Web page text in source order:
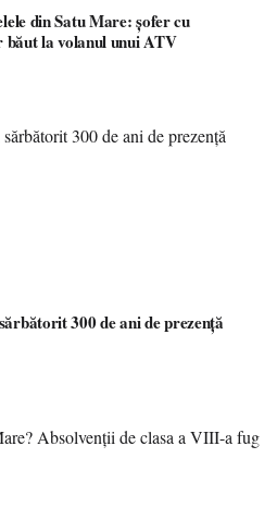
din Satu Mare: șofer cu
băut la volanul unui ATV
300 de ani de prezență